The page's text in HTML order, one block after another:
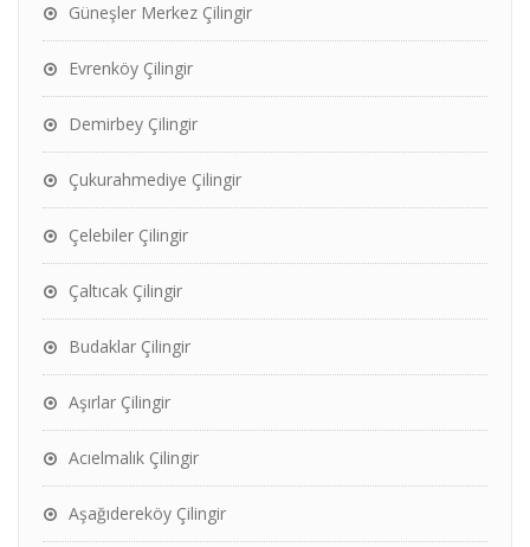
Güneşler Merkez Çilingir
Evrenköy Çilingir
Demirbey Çilingir
Çukurahmediye Çilingir
Çelebiler Çilingir
Çaltıcak Çilingir
Budaklar Çilingir
Aşırlar Çilingir
Acıelmalık Çilingir
Aşağıdereköy Çilingir